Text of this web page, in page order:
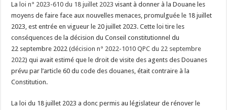
La loi n° 2023-610 du 18 juillet 2023 visant à donner à la Douane les
moyens de faire face aux nouvelles menaces, promulguée le 18 juillet
2023, est entrée en vigueur le 20 juillet 2023. Cette loi tire les
conséquences de la décision du Conseil constitutionnel du
22 septembre 2022 (décision n° 2022-1010 QPC du 22 septembre
2022) qui avait estimé que le droit de visite des agents des Douanes
prévu par l’article 60 du code des douanes, était contraire à la
Constitution.
La loi du 18 juillet 2023 a donc permis au législateur de rénover le